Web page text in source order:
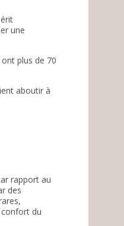
une
plus de 70
aboutir à
rapport au
des
confort du